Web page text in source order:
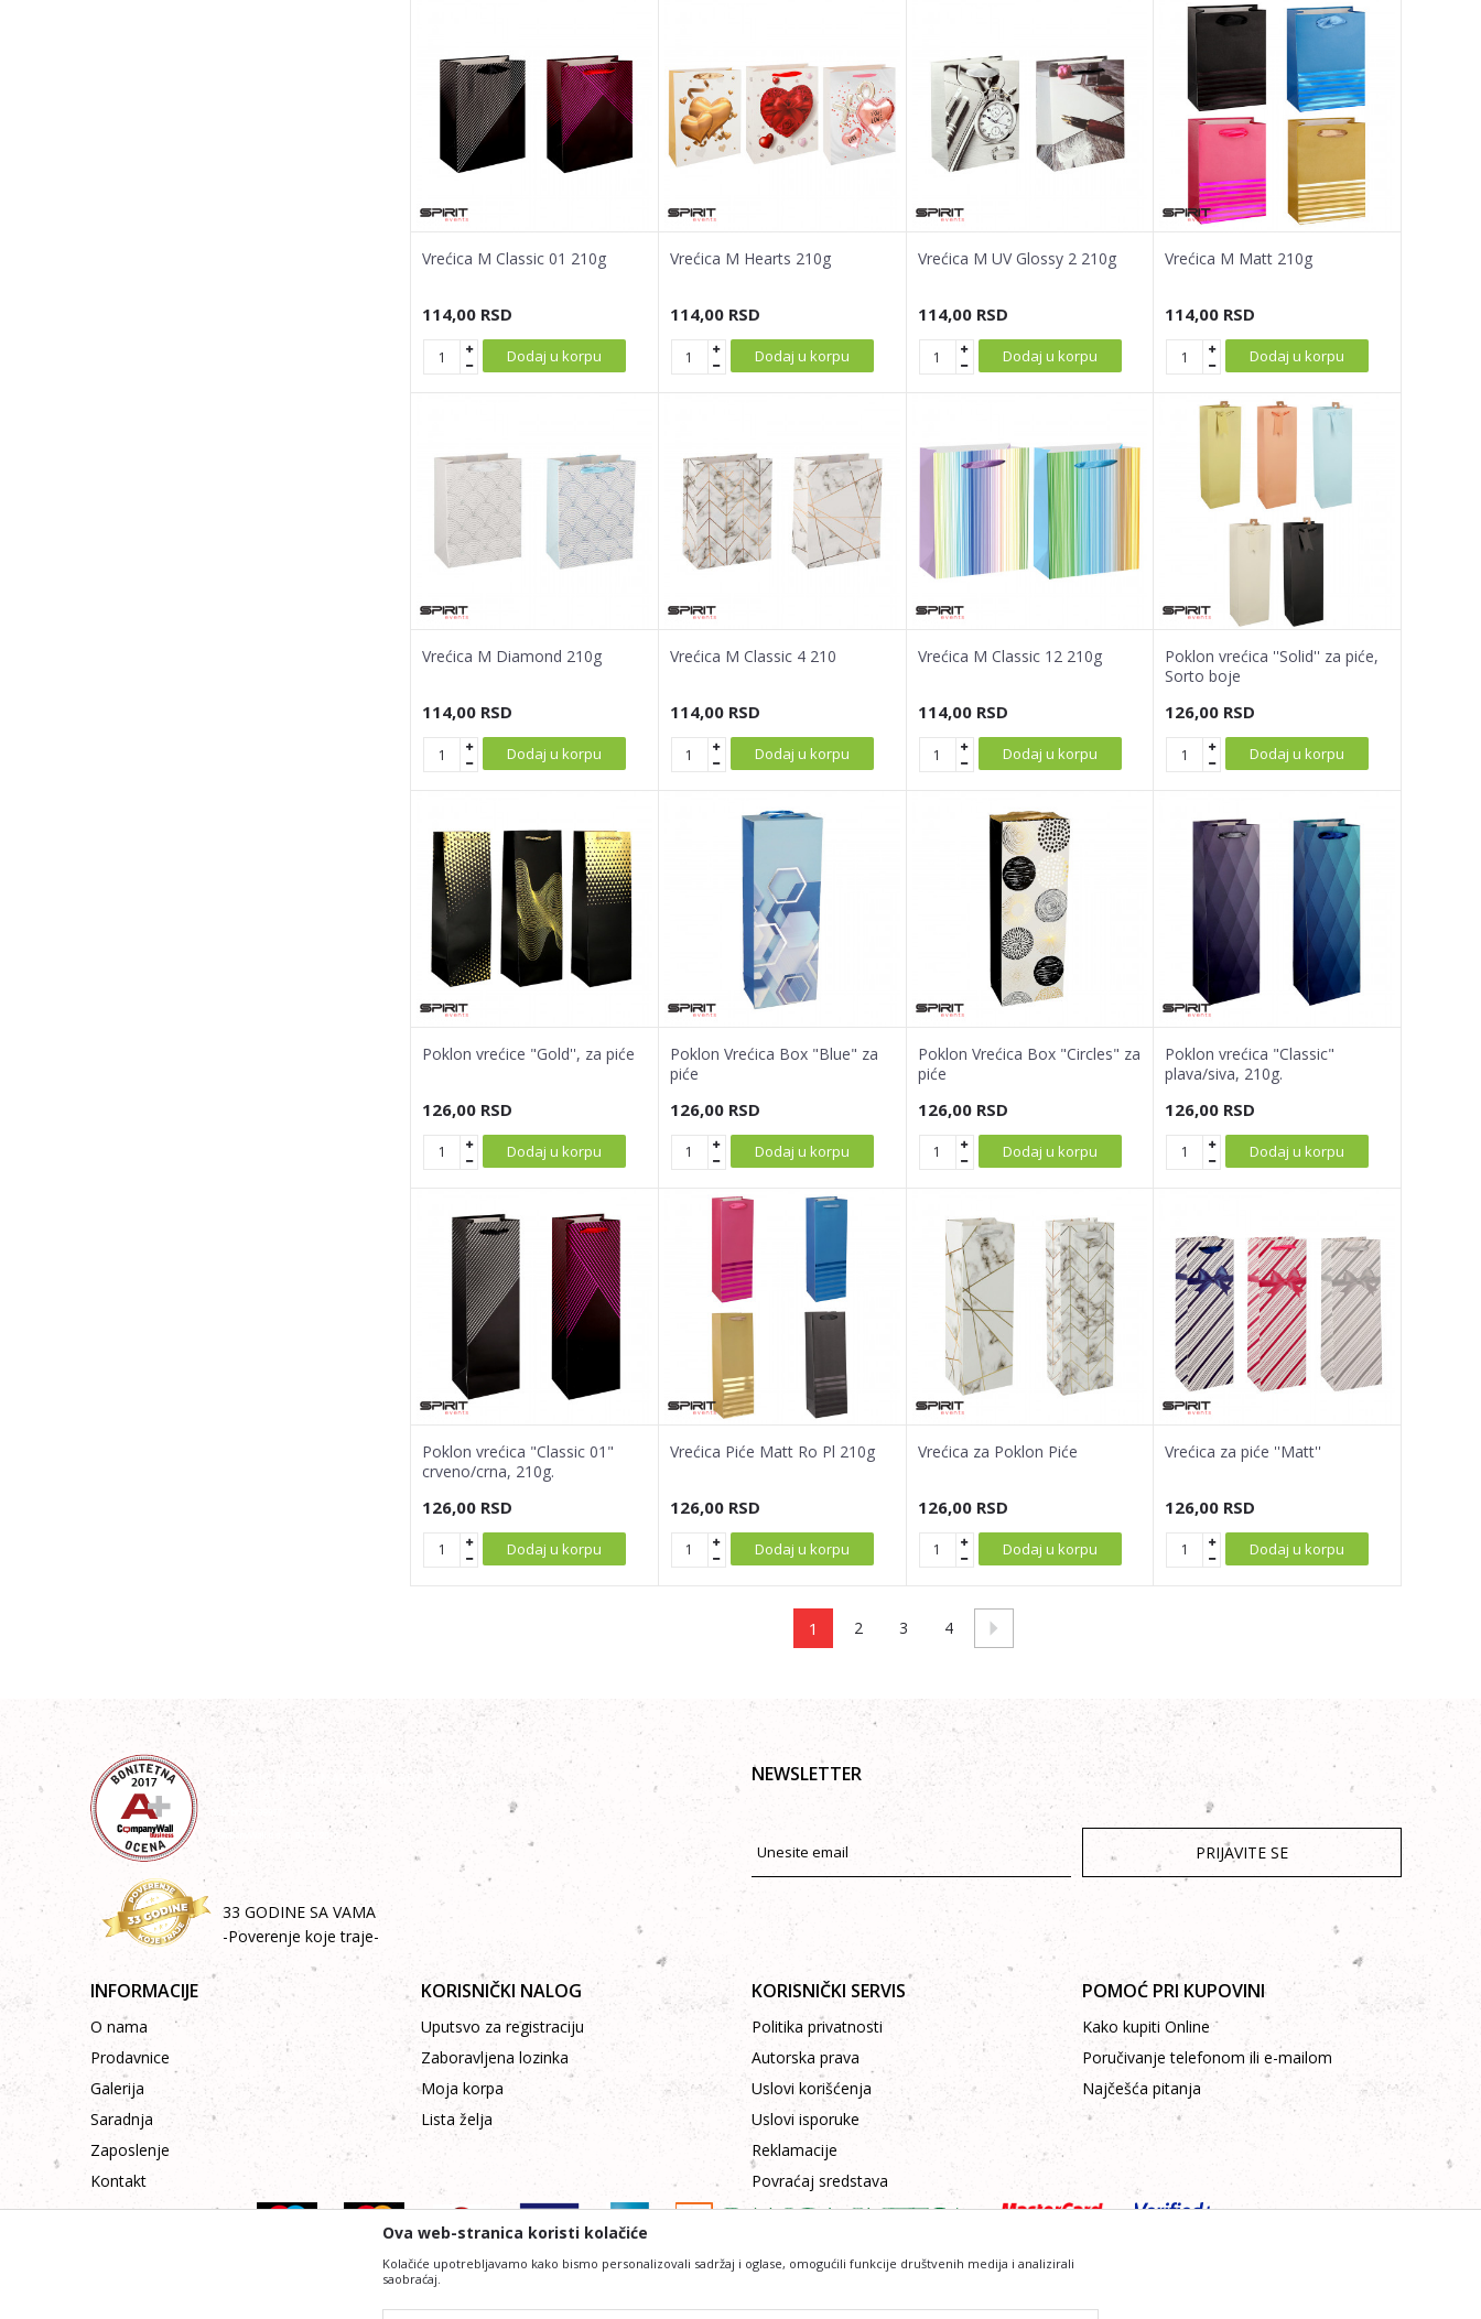
Vrećica M Classic 01 210g
114,00 RSD
Dodaj u korpu
Vrećica M Hearts 210g
114,00 RSD
Dodaj u korpu
Vrećica M UV Glossy 2 210g
114,00 RSD
Dodaj u korpu
Vrećica M Matt 210g
114,00 RSD
Dodaj u korpu
Vrećica M Diamond 210g
114,00 RSD
Dodaj u korpu
Vrećica M Classic 4 210
114,00 RSD
Dodaj u korpu
Vrećica M Classic 12 210g
114,00 RSD
Dodaj u korpu
Poklon vrećica ''Solid'' za piće,
Sorto boje
126,00 RSD
Dodaj u korpu
Poklon vrećice "Gold'', za piće
126,00 RSD
Dodaj u korpu
Poklon Vrećica Box "Blue" za
piće
126,00 RSD
Dodaj u korpu
Poklon Vrećica Box "Circles" za
piće
126,00 RSD
Dodaj u korpu
Poklon vrećica "Classic"
plava/siva, 210g.
126,00 RSD
Dodaj u korpu
Poklon vrećica "Classic 01"
crveno/crna, 210g.
126,00 RSD
Dodaj u korpu
Vrećica Piće Matt Ro Pl 210g
126,00 RSD
Dodaj u korpu
Vrećica za Poklon Piće
126,00 RSD
Dodaj u korpu
Vrećica za piće ''Matt''
126,00 RSD
Dodaj u korpu
1 2 3 4
33 GODINE SA VAMA
-Poverenje koje traje-
NEWSLETTER
PRIJAVITE SE
INFORMACIJE
O nama
Prodavnice
Galerija
Saradnja
Zaposlenje
Kontakt
KORISNIČKI NALOG
Uputsvo za registraciju
Zaboravljena lozinka
Moja korpa
Lista želja
KORISNIČKI SERVIS
Politika privatnosti
Autorska prava
Uslovi korišćenja
Uslovi isporuke
Reklamacije
Povraćaj sredstava
POMOĆ PRI KUPOVINI
Kako kupiti Online
Poručivanje telefonom ili e-mailom
Najčešća pitanja
Nastojimo da budemo što precizniji i profesionalniji u opisu proizvoda, prikazu slika i samih cena, ali ne možemo garantovati da su sve informacije kompletne i bez grešaka.
Ova web-stranica koristi kolačiće
Kolačiće upotrebljavamo kako bismo personalizovali sadržaj i oglase, omogućili funkcije društvenih medija i analizirali
saobraćaj.